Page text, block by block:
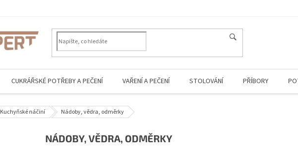
CUKRÁŘSKÉ POTŘEBY A PEČENÍ VAŘENÍ A PEČENÍ STOLOVÁNÍ PŘÍBORY
Kuchyňské náčiní Nádoby, vědra, odměrky
NÁDOBY, VĚDRA, ODMĚRKY